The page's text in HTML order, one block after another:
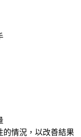
的情況，以改善結果